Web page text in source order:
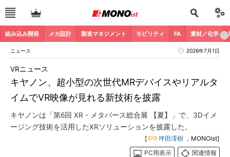
組み込み開発 メカ設計 製造マネジメント モビリティ FA 素材／化学
ニュース 2026年7月1日
キヤノン、超小型の次世代MRデバイスやリアルタ
イムでVR映像が見れる新技術を披露
VRニュース
キヤノンは「第6回 XR・メタバース総合展 【夏】」で、3Dイメ
ージング技術を活用したXRソリューションを披露した。
[ 坪田澪樹 ，MONOist]
PC用表示
関連情報